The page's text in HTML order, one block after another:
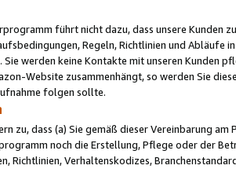
führt nicht dazu, dass unsere Kunden
Regeln, Richtlinien und
werden keine Kontakte mit unseren Kunden
Website zusammenhängt, so werden Sie
folgen sollte.
zu, dass (a) Sie gemäß dieser Vereinbarung
noch die Erstellung, Pflege oder der
Richtlinien, Verhaltenskodizes,